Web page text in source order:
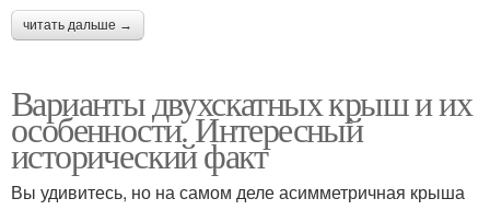
читать дальше →
Варианты двухскатных крыш и их
особенности. Интересный
исторический факт
Вы удивитесь, но на самом деле асимметричная крыша